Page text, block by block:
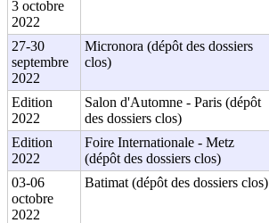
3 octobre
2022
27-30
septembre
2022
Micronora (dépôt des dossiers
clos)
Edition
2022
Salon d'Automne - Paris (dépôt
des dossiers clos)
Edition
2022
Foire Internationale - Metz
(dépôt des dossiers clos)
03-06
octobre
2022
Batimat (dépôt des dossiers clos)